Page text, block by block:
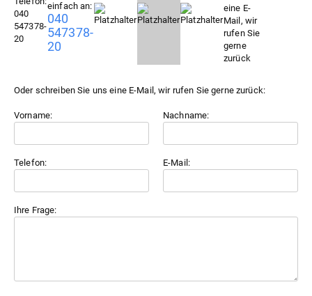
einfach an:
040
547378-
20
Oder schreiben Sie uns eine E-Mail, wir rufen Sie gerne zurück:
Vorname: Nachname:
Telefon: E-Mail:
Ihre Frage: